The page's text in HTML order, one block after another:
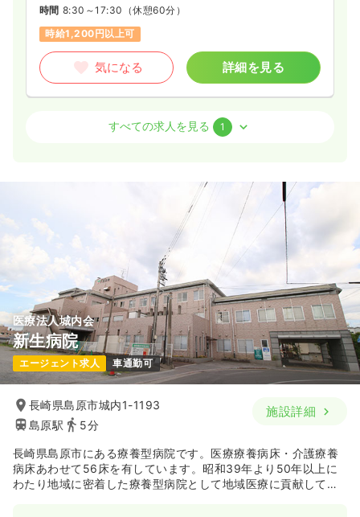
時間 8:30～17:30 （休憩60分）
時給1,200円以上可
気になる 詳細を見る
正・准看護師
賞与2回
時間
担当業務未経験可 月給22万円以上可
気になる
すべての求人を見る 1
医療法人城内会
新生病院
エージェント求人 車通勤可
長崎県島原市城内1-1193
島原駅
5分
施設詳細
長崎県島原市にある療養型病院です。医療療養病床・介護療養
病床あわせて56床を有しています。昭和39年より50年以上に
わたり地域に密着した療養型病院として地域医療に貢献してき